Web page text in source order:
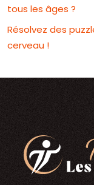
tous les âges ?
Résolvez des
cerveau !